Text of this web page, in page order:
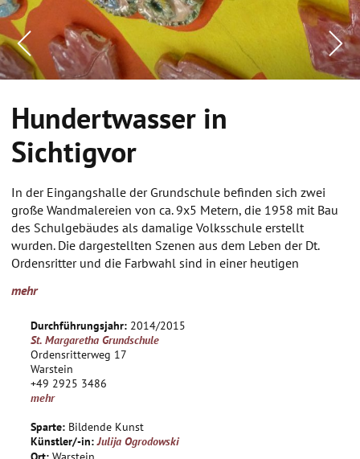
Hundertwasser in
Sichtigvor
In der Eingangshalle der Grundschule befinden sich zwei
große Wandmalereien von ca. 9x5 Metern, die 1958 mit Bau
des Schulgebäudes als damalige Volksschule erstellt
wurden. Die dargestellten Szenen aus dem Leben der Dt.
Ordensritter und die Farbwahl sind in einer heutigen
mehr zeitgemäß, sehr düster und teilweise bedrohlich. Diese
Grundschulkinder gemäß umgestaltet werden, damit die
Schule auch beim Betreten des Schulgebäudes als
kindgerechter Lebens und Lernraum wahrgenommen wird.
Angestrebt wird in diesem Projekt die Gestaltung der
Eingangswand. Es sollen freundliche Projektionsflächen im
Stile Hundertwassers angebracht werden. Die Entwürfe
mehr
Durchführungsjahr: 2014/2015
St. Margaretha Grundschule
Ordensritterweg 17
Warstein
+49 2925 3486
mehr
Sparte: Bildende Kunst
Künstler/-in: Julija Ogrodowski